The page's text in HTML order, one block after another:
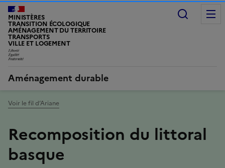
MINISTÈRES
TRANSITION ÉCOLOGIQUE
AMÉNAGEMENT DU TERRITOIRE
TRANSPORTS
VILLE ET LOGEMENT
LIBERTÉ, ÉGALITÉ, FRATERNITÉ
Aménagement durable
Voir le fil d’Ariane
Recomposition du littoral
basque